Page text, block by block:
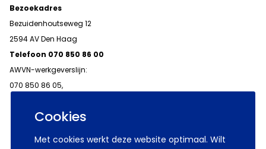
Cookies
Met cookies werkt deze website optimaal. Wilt
Bezoekadres
Bezuidenhoutseweg 12
2594 AV Den Haag
Telefoon 070 850 86 00
AWVN-werkgeverslijn:
070 850 86 05,